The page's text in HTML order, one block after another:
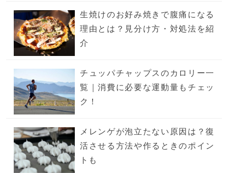
生焼けのお好み焼きで腹痛になる
理由とは？見分け方・対処法を紹
介
チュッパチャップスのカロリー一
覧｜消費に必要な運動量もチェッ
ク！
メレンゲが泡立たない原因は？復
活させる方法や作るときのポイン
トも